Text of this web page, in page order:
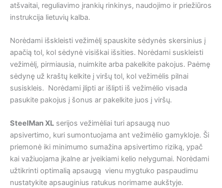
atšvaitai, reguliavimo įrankių rinkinys, naudojimo ir priežiūros
instrukcija lietuvių kalba.
Norėdami išskleisti vežimėlį spauskite sėdynės skersinius į
apačią tol, kol sėdynė visiškai išsities. Norėdami suskleisti
vežimėlį, pirmiausia, nuimkite arba pakelkite pakojus. Paėmę
sėdynę už kraštų kelkite į viršų tol, kol vežimėlis pilnai
susiskleis. Norėdami įlipti ar išlipti iš vežimėlio visada
pasukite pakojus į šonus ar pakelkite juos į viršų.
SteelMan XL serijos vežimėliai turi apsaugą nuo
apsivertimo, kuri sumontuojama ant vežimėlio gamykloje. Ši
priemonė iki minimumo sumažina apsivertimo riziką, ypač
kai važiuojama įkalne ar įveikiami kelio nelygumai. Norėdami
užtikrinti optimalią apsaugą vienu mygtuko paspaudimu
nustatykite apsauginius ratukus norimame aukštyje.